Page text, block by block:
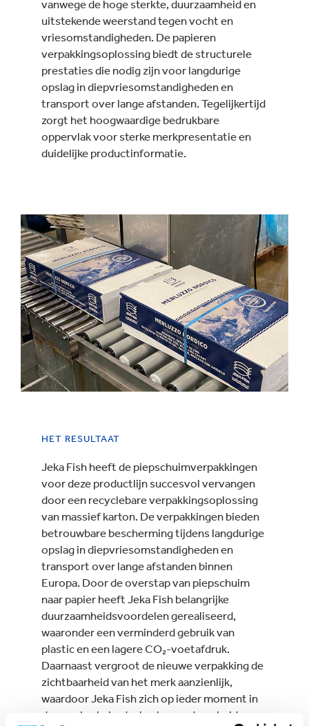
vanwege de hoge sterkte, duurzaamheid en
uitstekende weerstand tegen vocht en
vriesomstandigheden. De papieren
verpakkingsoplossing biedt de structurele
prestaties die nodig zijn voor langdurige
opslag in diepvriesomstandigheden en
transport over lange afstanden. Tegelijkertijd
zorgt het hoogwaardige bedrukbare
oppervlak voor sterke merkpresentatie en
duidelijke productinformatie.
HET RESULTAAT
Jeka Fish heeft de piepschuimverpakkingen
voor deze productlijn succesvol vervangen
door een recyclebare verpakkingsoplossing
van massief karton. De verpakkingen bieden
betrouwbare bescherming tijdens langdurige
opslag in diepvriesomstandigheden en
transport over lange afstanden binnen
Europa. Door de overstap van piepschuim
naar papier heeft Jeka Fish belangrijke
duurzaamheidsvoordelen gerealiseerd,
waaronder een verminderd gebruik van
plastic en een lagere CO₂-voetafdruk.
Daarnaast vergroot de nieuwe verpakking de
zichtbaarheid van het merk aanzienlijk,
waardoor Jeka Fish zich op ieder moment in
de supply chain sterker kan onderscheiden.